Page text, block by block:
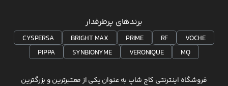
برندهای پرطرفدار
VOCHE
RF
PRIME
BRIGHT MAX
CYSPERSA
MQ
VERONIQUE
SYNBIONYME
PIPPA
فروشگاه اینترنتی کاج شاپ به عنوان یکی از معتبرترین و بزرگترین